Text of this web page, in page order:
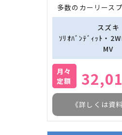
多数のカーリース
スズキ
ｿﾘｵﾊﾞﾝﾃﾞｨｯﾄ・
MV
月々
定額
《詳しくは資